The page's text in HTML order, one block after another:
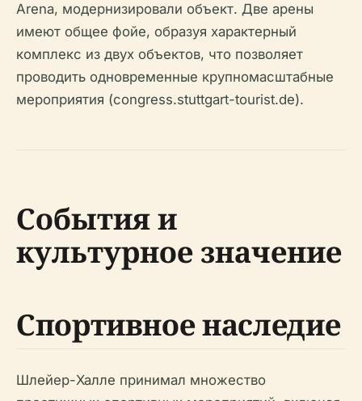
Arena, модернизировали объект. Две арены
имеют общее фойе, образуя характерный
комплекс из двух объектов, что позволяет
проводить одновременные крупномасштабные
мероприятия (congress.stuttgart-tourist.de).
События и
культурное значение
Спортивное наследие
Шлейер-Халле принимал множество